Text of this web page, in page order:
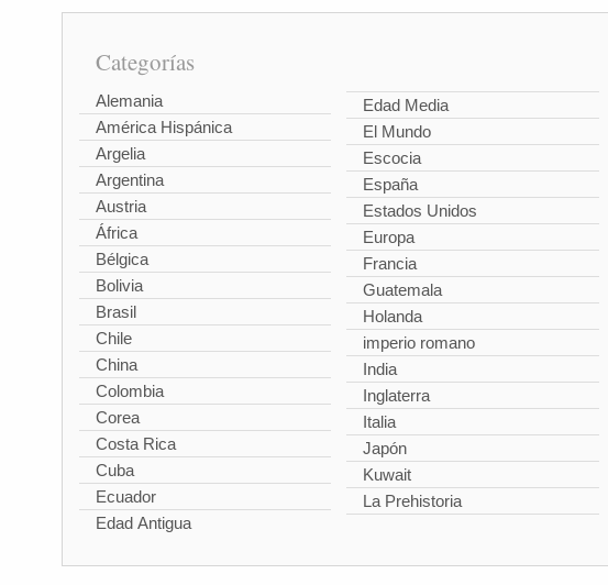
Categorías
Alemania
América Hispánica
Argelia
Argentina
Austria
África
Bélgica
Bolivia
Brasil
Chile
China
Colombia
Corea
Costa Rica
Cuba
Ecuador
Edad Antigua
Edad Media
El Mundo
Escocia
España
Estados Unidos
Europa
Francia
Guatemala
Holanda
imperio romano
India
Inglaterra
Italia
Japón
Kuwait
La Prehistoria